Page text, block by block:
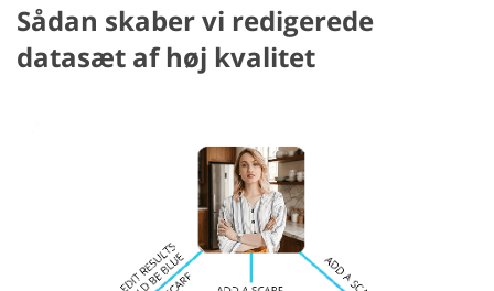
Sådan skaber vi redigerede
datasæt af høj kvalitet